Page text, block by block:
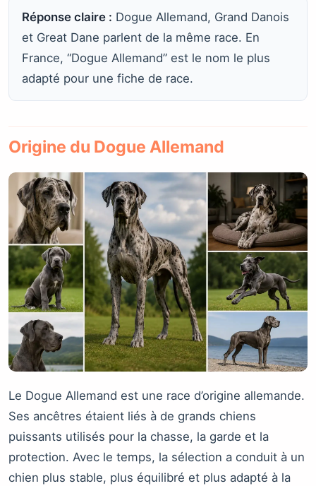
Réponse claire : Dogue Allemand, Grand Danois
et Great Dane parlent de la même race. En
France, “Dogue Allemand” est le nom le plus
adapté pour une fiche de race.
Origine du Dogue Allemand
Le Dogue Allemand est une race d’origine allemande.
Ses ancêtres étaient liés à de grands chiens
puissants utilisés pour la chasse, la garde et la
protection. Avec le temps, la sélection a conduit à un
chien plus stable, plus équilibré et plus adapté à la